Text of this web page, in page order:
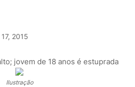
2015
jovem de 18 anos é estuprada
Ilustração